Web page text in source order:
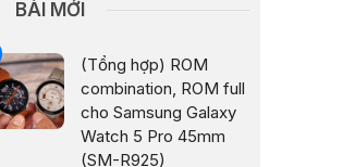
BÀI MỚI
(Tổng hợp) ROM
combination, ROM full
cho Samsung Galaxy
Watch 5 Pro 45mm
(SM-R925)